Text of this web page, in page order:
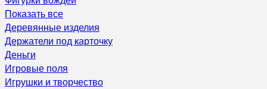
Показать все
Деревянные изделия
Держатели под карточку
Деньги
Игровые поля
Игрушки и творчество